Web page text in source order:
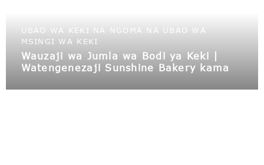
UBAO WA KEKI NA NGOMA NA UBAO WA
MSINGI WA KEKI
Wauzaji wa Jumla wa Bodi ya Keki |
Watengenezaji Sunshine Bakery kama
mikate, tunatoa ngoma za keki na